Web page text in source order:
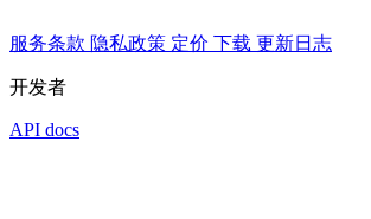
服务条款 隐私政策 定价 下载 更新日志
开发者
API docs